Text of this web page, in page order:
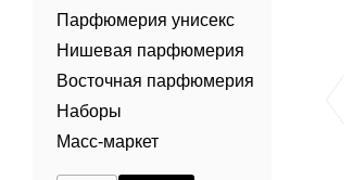
Парфюмерия унисекс
Нишевая парфюмерия
Восточная парфюмерия
Наборы
Масc-маркет